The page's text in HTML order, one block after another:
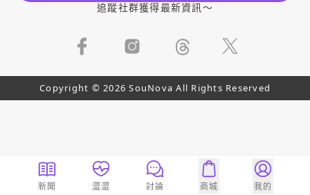
追蹤社群獲得最新資訊～
Copyright © 2026 SouNova All Rights Reserved
新聞 澀澀 討論 商城 我的